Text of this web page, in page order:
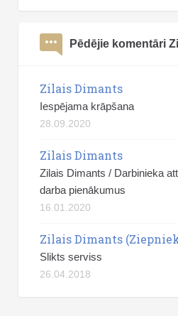
Pēdējie komentāri
Zilais Dimants
Iespējama krāpšana
28.09.2020
Zilais Dimants
Zilais Dimants / Darbinieka
darba pienākumus
16.01.2020
Zilais Dimants
Slikts serviss
26.04.2018